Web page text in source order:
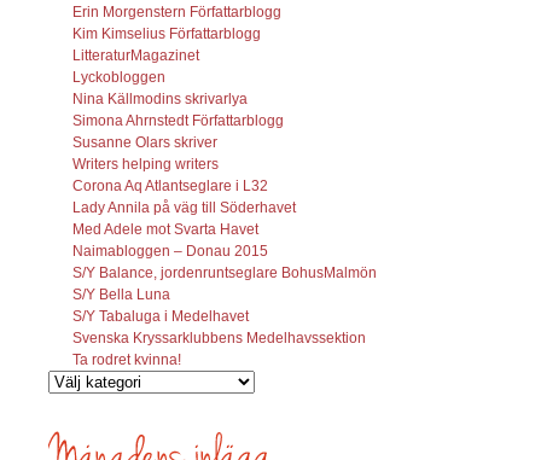
Erin Morgenstern Författarblogg
Kim Kimselius Författarblogg
LitteraturMagazinet
Lyckobloggen
Nina Källmodins skrivarlya
Simona Ahrnstedt Författarblogg
Susanne Olars skriver
Writers helping writers
Corona Aq Atlantseglare i L32
Lady Annila på väg till Söderhavet
Med Adele mot Svarta Havet
Naimabloggen – Donau 2015
S/Y Balance, jordenruntseglare BohusMalmön
S/Y Bella Luna
S/Y Tabaluga i Medelhavet
Svenska Kryssarklubbens Medelhavssektion
Ta rodret kvinna!
Vilka
söks?